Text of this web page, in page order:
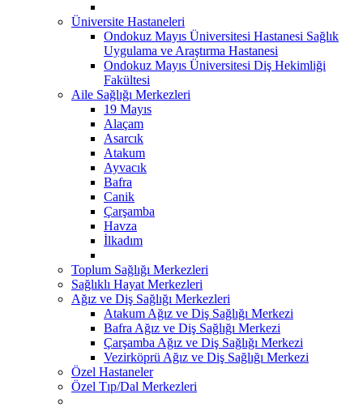
Üniversite Hastaneleri
Ondokuz Mayıs Üniversitesi Hastanesi Sağlık
Uygulama ve Araştırma Hastanesi
Ondokuz Mayıs Üniversitesi Diş Hekimliği
Fakültesi
Aile Sağlığı Merkezleri
19 Mayıs
Alaçam
Asarcık
Atakum
Ayvacık
Bafra
Canik
Çarşamba
Havza
İlkadım
Toplum Sağlığı Merkezleri
Sağlıklı Hayat Merkezleri
Ağız ve Diş Sağlığı Merkezleri
Atakum Ağız ve Diş Sağlığı Merkezi
Bafra Ağız ve Diş Sağlığı Merkezi
Çarşamba Ağız ve Diş Sağlığı Merkezi
Vezirköprü Ağız ve Diş Sağlığı Merkezi
Özel Hastaneler
Özel Tıp/Dal Merkezleri